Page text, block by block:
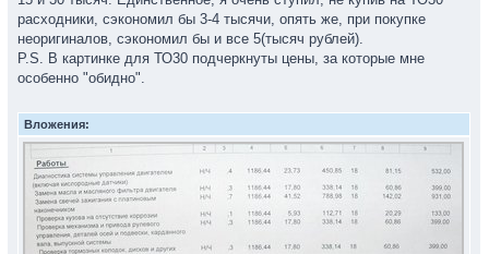
расходники, сэкономил бы 3-4 тысячи, опять же, при покупке
неоригиналов, сэкономил бы и все 5(тысяч рублей).
P.S. В картинке для ТО30 подчеркнуты цены, за которые мне
особенно "обидно".
Вложения: